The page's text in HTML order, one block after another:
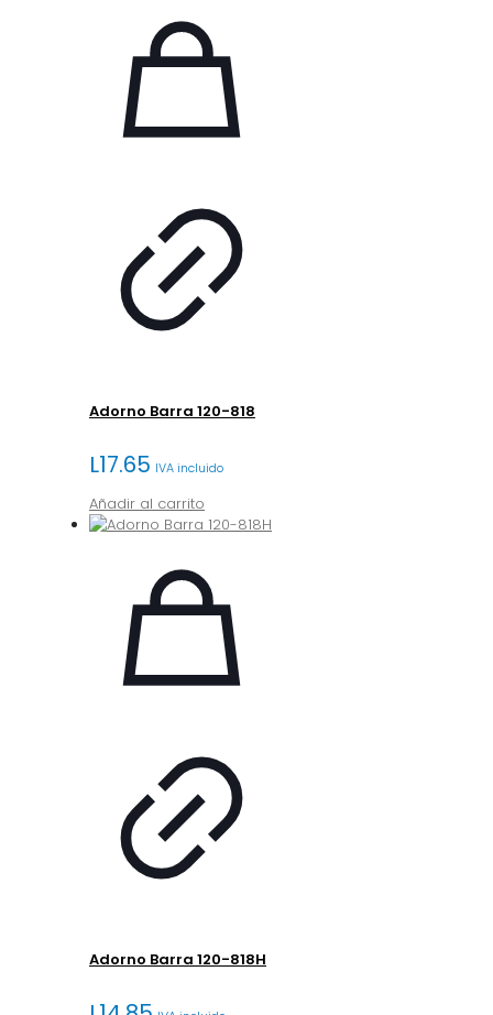
Adorno Barra 120-818
L17.65 IVA incluido
Añadir al carrito
Adorno Barra 120-818H